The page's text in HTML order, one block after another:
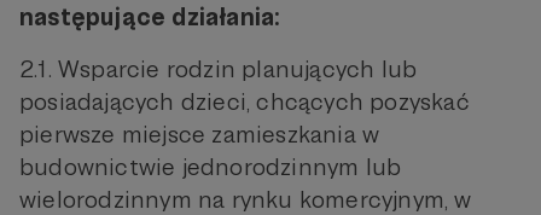
następujące działania:
2.1. Wsparcie rodzin planujących lub
posiadających dzieci, chcących pozyskać
pierwsze miejsce zamieszkania w
budownictwie jednorodzinnym lub
wielorodzinnym na rynku komercyjnym, w